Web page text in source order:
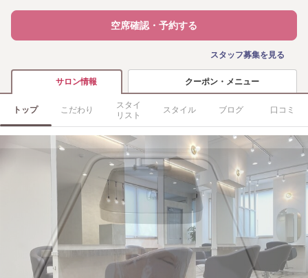
空席確認・予約する
スタッフ募集を見る
サロン情報 クーポン・メニュー
トップ こだわり
スタイ
リスト
スタイル ブログ 口コミ